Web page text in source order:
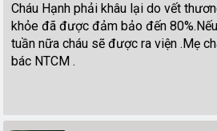
Cháu Hạnh phải khâu lại do vết
khỏe đã được đảm bảo đến
tuần nữa cháu sẽ được ra viện .Mẹ
bác NTCM .